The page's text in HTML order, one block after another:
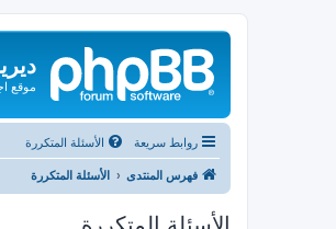
موقع
روابط سريعة الأسئلة المتكررة
فهرس المنتدى الأسئلة المتكررة
الأسئلة المتكررة